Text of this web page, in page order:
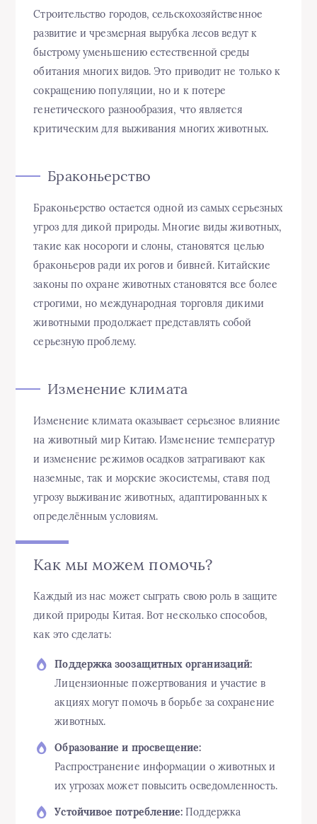
Строительство городов, сельскохозяйственное
развитие и чрезмерная вырубка лесов ведут к
быстрому уменьшению естественной среды
обитания многих видов. Это приводит не только к
сокращению популяции, но и к потере
генетического разнообразия, что является
критическим для выживания многих животных.
Браконьерство
Браконьерство остается одной из самых серьезных
угроз для дикой природы. Многие виды животных,
такие как носороги и слоны, становятся целью
браконьеров ради их рогов и бивней. Китайские
законы по охране животных становятся все более
строгими, но международная торговля дикими
животными продолжает представлять собой
серьезную проблему.
Изменение климата
Изменение климата оказывает серьезное влияние
на животный мир Китаю. Изменение температур
и изменение режимов осадков затрагивают как
наземные, так и морские экосистемы, ставя под
угрозу выживание животных, адаптированных к
определённым условиям.
Как мы можем помочь?
Каждый из нас может сыграть свою роль в защите
дикой природы Китая. Вот несколько способов,
как это сделать:
Поддержка зоозащитных организаций:
Лицензионные пожертвования и участие в
акциях могут помочь в борьбе за сохранение
животных.
Образование и просвещение:
Распространение информации о животных и
их угрозах может повысить осведомленность.
Устойчивое потребление: Поддержка